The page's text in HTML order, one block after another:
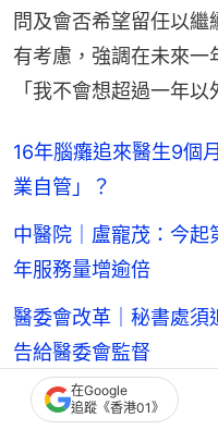
問及會否希望留任以
有考慮，強調在未來一
「我不會想超過一年以
16年腦癱追來醫生9個
業自管」？
中醫院｜盧寵茂：今
年服務量增逾倍
醫委會改革｜秘書處
告給醫委會監督
醫委會業外委員擬
在Google
追蹤《香港01》